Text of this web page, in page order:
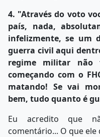
4. "Através do voto
país, nada,
infelizmente, se um
guerra civil aqui
regime militar não
começando com o
matando! Se vai
bem, tudo quanto é
Eu acredito que
comentário... O que ele